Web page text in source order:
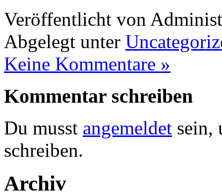
Veröffentlicht von
Abgelegt unter
Keine Kommentare »
Kommentar schreiben
Du musst angemeldet sein,
schreiben.
Archiv